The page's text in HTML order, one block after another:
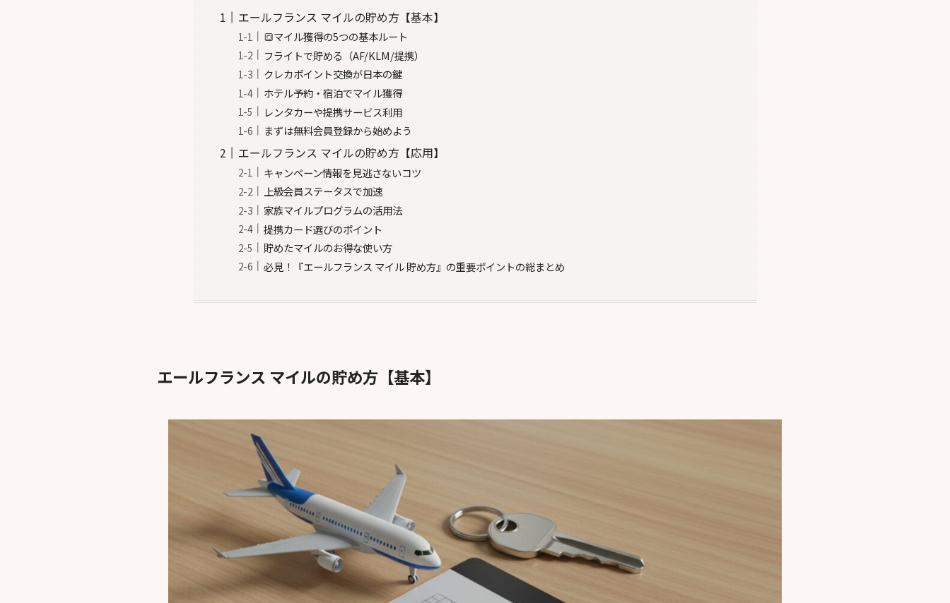
エールフランス マイルの貯め方【基本】
🔳マイル獲得の5つの基本ルート
フライトで貯める（AF/KLM/提携）
クレカポイント交換が日本の鍵
ホテル予約・宿泊でマイル獲得
レンタカーや提携サービス利用
まずは無料会員登録から始めよう
エールフランス マイルの貯め方【応用】
キャンペーン情報を見逃さないコツ
上級会員ステータスで加速
家族マイルプログラムの活用法
提携カード選びのポイント
貯めたマイルのお得な使い方
必見！『エールフランス マイル 貯め方』の重要ポイントの総まとめ
エールフランス マイルの貯め方【基本】